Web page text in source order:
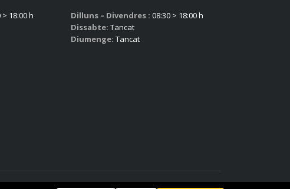
> 18:00 h
Dilluns – Divendres : 08:30 > 18:00 h
Dissabte: Tancat
Diumenge: Tancat